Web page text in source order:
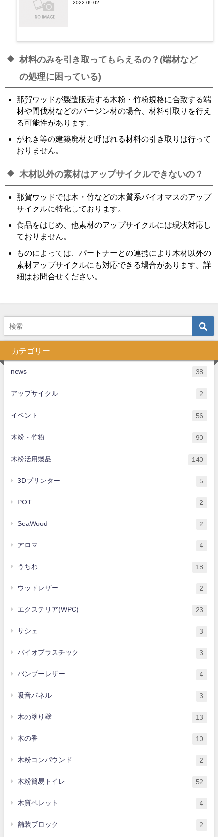
2022.09.02
材料のみを引き取ってもらえるの？(端材など
の処理に困っている)
那賀ウッドが製造販売する木粉・竹粉規格に合致する端
材や間伐材などのバージン材の場合、材料引取りを行え
る可能性があります。
がれき等の建築廃材と呼ばれる材料の引き取りは行って
おりません。
木材以外の素材はアップサイクルできないの？
那賀ウッドでは木・竹などの木質系バイオマスのアップ
サイクルに特化しております。
食品をはじめ、他素材のアップサイクルには現状対応し
ておりません。
ものによっては、パートナーとの連携により木材以外の
素材アップサイクルにも対応できる場合があります。詳
細はお問合せください。
カテゴリー
news 38
アップサイクル 2
イベント 56
木粉・竹粉 90
木粉活用製品 140
3Dプリンター 5
POT 2
SeaWood 2
アロマ 4
うちわ 18
ウッドレザー 2
エクステリア(WPC) 23
サシェ 3
バイオプラスチック 3
バンブーレザー 4
吸音パネル 3
木の塗り壁 13
木の香 10
木粉コンパウンド 2
木粉簡易トイレ 52
木質ペレット 4
舗装ブロック 2